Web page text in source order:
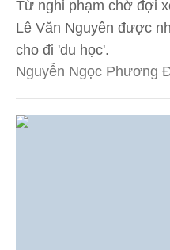
Từ nghi phạm chờ đợi
Lê Văn Nguyên được
cho đi 'du học'.
Nguyễn Ngọc Phương